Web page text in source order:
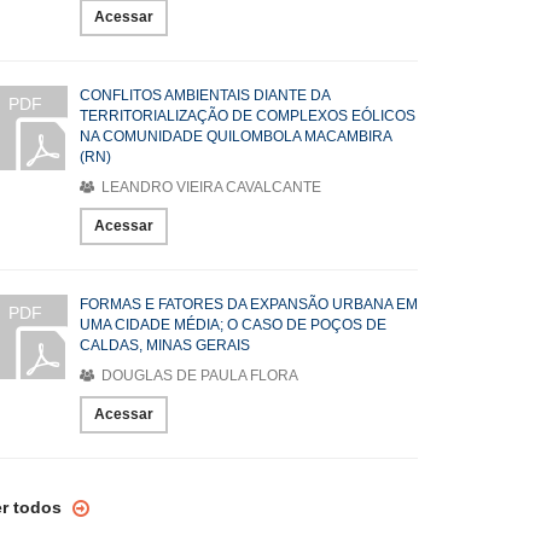
Acessar
PDF
CONFLITOS AMBIENTAIS DIANTE DA
TERRITORIALIZAÇÃO DE COMPLEXOS EÓLICOS
NA COMUNIDADE QUILOMBOLA MACAMBIRA
(RN)
LEANDRO VIEIRA CAVALCANTE
Acessar
PDF
FORMAS E FATORES DA EXPANSÃO URBANA EM
UMA CIDADE MÉDIA; O CASO DE POÇOS DE
CALDAS, MINAS GERAIS
DOUGLAS DE PAULA FLORA
Acessar
todos